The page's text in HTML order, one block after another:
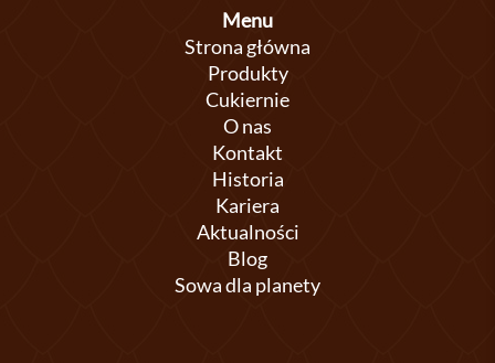
Menu
Strona główna
Produkty
Cukiernie
O nas
Kontakt
Historia
Kariera
Aktualności
Blog
Sowa dla planety